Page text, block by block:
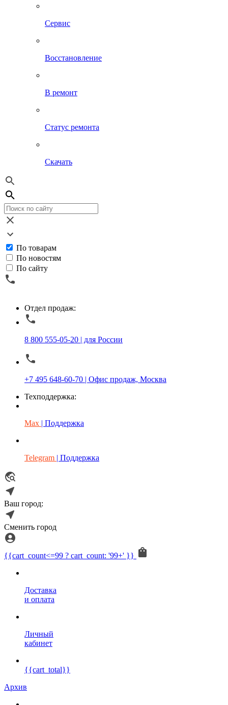
Сервис
Восстановление
В ремонт
Статус ремонта
Скачать
По товарам
По новостям
По сайту
Отдел продаж:
8 800 555-05-20 | для России
+7 495 648-60-70 | Офис продаж, Москва
Техподдержка:
Max | Поддержка
Telegram | Поддержка
Ваш город:
Сменить город
{{cart_count<=99 ? cart_count: '99+' }}
Доставка
и оплата
Личный
кабинет
{{cart_total}}
Архив